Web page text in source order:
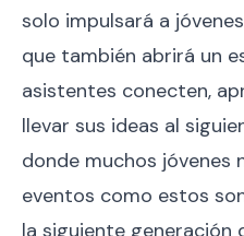
solo impulsará a
que también abrirá un
asistentes conecten,
llevar sus ideas al
donde muchos jóvenes
eventos como estos
la siguiente generación